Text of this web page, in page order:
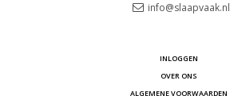
info@slaapvaak.nl
INLOGGEN
OVER ONS
ALGEMENE VOORWAARDEN